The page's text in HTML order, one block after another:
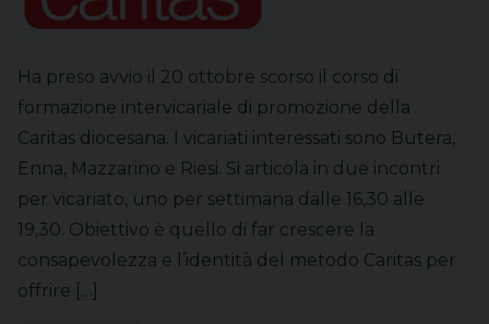
Ha preso avvio il 20 ottobre scorso il corso di
formazione intervicariale di promozione della
Caritas diocesana. I vicariati interessati sono Butera,
Enna, Mazzarino e Riesi. Si articola in due incontri
per vicariato, uno per settimana dalle 16,30 alle
19,30. Obiettivo è quello di far crescere la
consapevolezza e l’identità del metodo Caritas per
offrire […]